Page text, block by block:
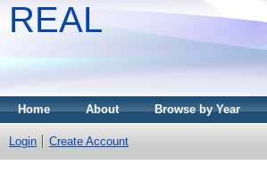
REAL
Home About Browse by Year
Login Create Account